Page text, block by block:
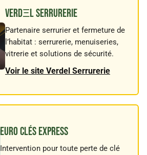
VERDΞL Serrurerie
Partenaire serrurier et fermeture de
l’habitat : serrurerie, menuiseries,
vitrerie et solutions de sécurité.
Voir le site Verdel Serrurerie
EURO CLÉS express
Intervention pour toute perte de clé